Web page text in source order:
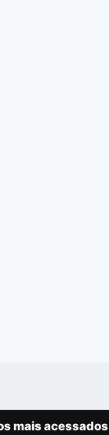
mais acessados